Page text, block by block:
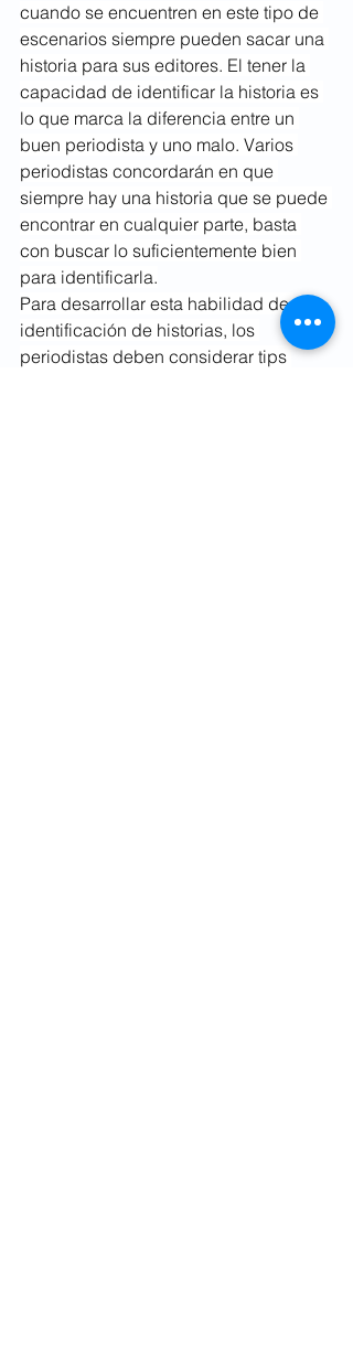
cuando se encuentren en este tipo de
escenarios siempre pueden sacar una
historia para sus editores. El tener la
capacidad de identificar la historia es
lo que marca la diferencia entre un
buen periodista y uno malo. Varios
periodistas concordarán en que
siempre hay una historia que se puede
encontrar en cualquier parte, basta
con buscar lo suficientemente bien
para identificarla.
Para desarrollar esta habilidad de
identificación de historias, los
periodistas deben considerar tips